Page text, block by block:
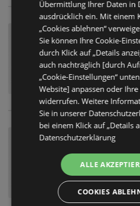
Übermittlung Ihrer Daten in
ausdrücklich ein. Mit einem
„Cookies ablehnen“
Sie können Ihre Cookie-
durch Klick auf „Details
auch nachträglich [durch
„Cookie-Einstellungen“
Website] anpassen oder
widerrufen. Weitere
Sie in unserer
bei einem Klick auf „Details
Datenschutzerklärung
ALLE
COOKIES